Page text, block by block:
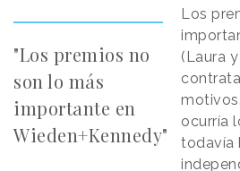
"Los premios no
son lo más
importante en
Wieden+Kennedy"
Los
(Laura
ocurría
todavía